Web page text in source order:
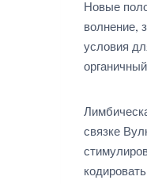
Новые
волнение,
условия
связке